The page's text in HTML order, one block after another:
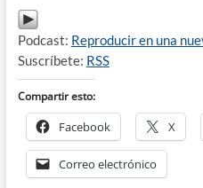
Podcast: Reproducir en una
Suscríbete: RSS
Compartir esto:
Facebook X
Correo electrónico